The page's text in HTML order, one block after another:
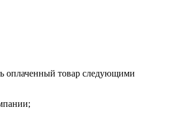
оплаченный товар следующими